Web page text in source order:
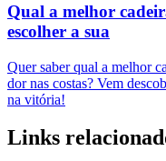
Qual a melhor
escolher a sua
Quer saber qual a melhor
dor nas costas? Vem
na vitória!
Links